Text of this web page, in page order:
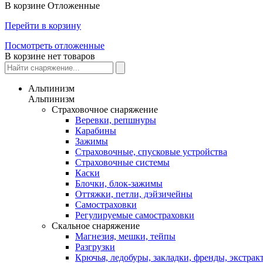
В корзине Отложенные
Перейти в корзину
Посмотреть отложенные
В корзине нет товаров
Альпинизм
Альпинизм
Страховочное снаряжение
Веревки, репшнуры
Карабины
Зажимы
Страховочные, спусковые устройства
Страховочные системы
Каски
Блочки, блок-зажимы
Оттяжки, петли, дэйзичейны
Самостраховки
Регулируемые самостраховки
Скальное снаряжение
Магнезия, мешки, тейпы
Разгрузки
Крючья, ледобуры, закладки, френды,